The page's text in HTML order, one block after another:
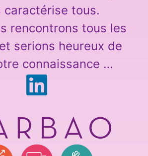
caractérise tous.
rencontrons tous les
serions heureux de
connaissance …